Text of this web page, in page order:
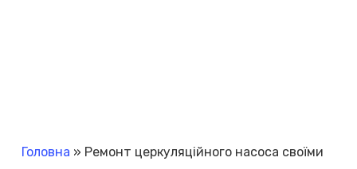
Головна » Ремонт церкуляційного насоса своїми